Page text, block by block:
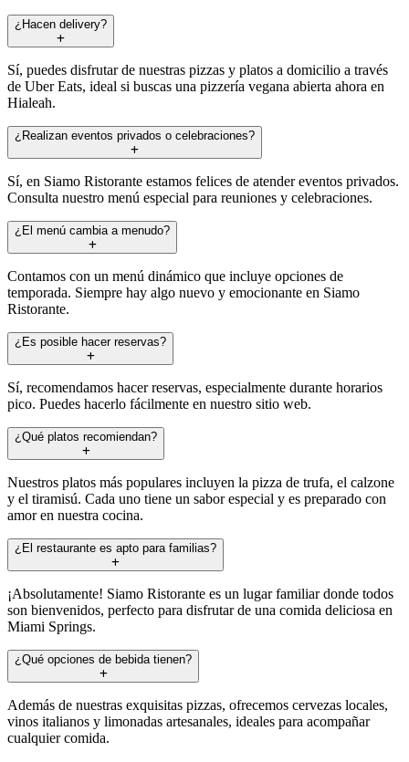
¿Hacen delivery?
Sí, puedes disfrutar de nuestras pizzas y platos a domicilio a través
de Uber Eats, ideal si buscas una pizzería vegana abierta ahora en
Hialeah.
¿Realizan eventos privados o celebraciones?
Sí, en Siamo Ristorante estamos felices de atender eventos privados.
Consulta nuestro menú especial para reuniones y celebraciones.
¿El menú cambia a menudo?
Contamos con un menú dinámico que incluye opciones de
temporada. Siempre hay algo nuevo y emocionante en Siamo
Ristorante.
¿Es posible hacer reservas?
Sí, recomendamos hacer reservas, especialmente durante horarios
pico. Puedes hacerlo fácilmente en nuestro sitio web.
¿Qué platos recomiendan?
Nuestros platos más populares incluyen la pizza de trufa, el calzone
y el tiramisú. Cada uno tiene un sabor especial y es preparado con
amor en nuestra cocina.
¿El restaurante es apto para familias?
¡Absolutamente! Siamo Ristorante es un lugar familiar donde todos
son bienvenidos, perfecto para disfrutar de una comida deliciosa en
Miami Springs.
¿Qué opciones de bebida tienen?
Además de nuestras exquisitas pizzas, ofrecemos cervezas locales,
vinos italianos y limonadas artesanales, ideales para acompañar
cualquier comida.